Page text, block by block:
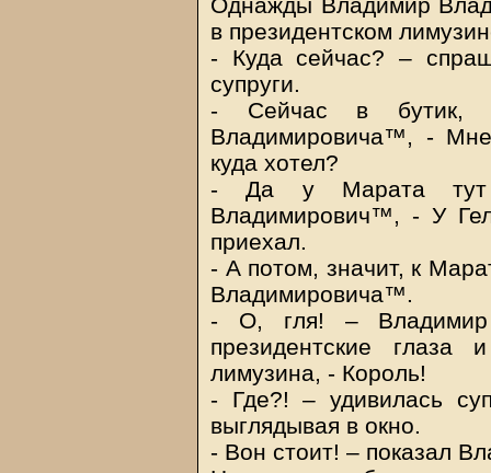
в президентском
- Куда сейчас? –
супруги.
- Сейчас в бутик, -
Владимировича™, -
куда хотел?
- Да у Марата тут
Владимирович™, - У
приехал.
- А потом, значит, к
Владимировича™.
- О, гля! – Владимир
президентские глаза
лимузина, - Король!
- Где?! – удивилась
выглядывая в окно.
- Вон стоит! – показал